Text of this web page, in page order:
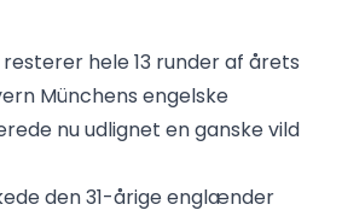
hele 13 runder af årets
Münchens engelske
nu udlignet en ganske vild
den 31-årige englænder